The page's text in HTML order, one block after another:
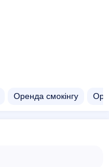
Оренда смокінгу